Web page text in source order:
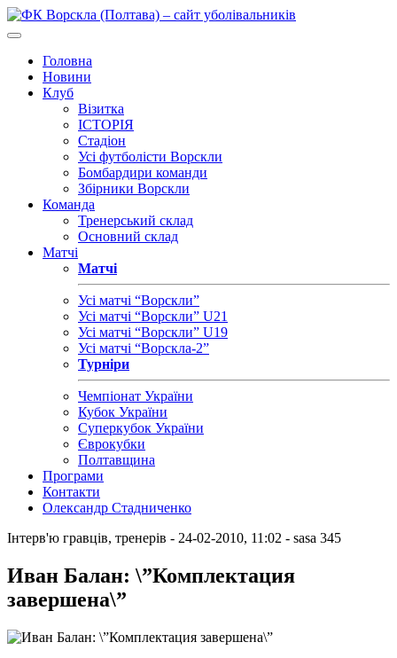
Головна
Новини
Клуб
Візитка
ІСТОРІЯ
Стадіон
Усі футболісти Ворскли
Бомбардири команди
Збірники Ворскли
Команда
Тренерський склад
Основний склад
Матчі
Матчі
Усі матчі “Ворскли”
Усі матчі “Ворскли” U21
Усі матчі “Ворскли” U19
Усі матчі “Ворскла-2”
Турніри
Чемпіонат України
Кубок України
Суперкубок України
Єврокубки
Полтавщина
Програми
Контакти
Олександр Стадниченко
Інтерв'ю гравців, тренерів - 24-02-2010, 11:02 - sasa 345
Иван Балан: \”Комплектация
завершена\”